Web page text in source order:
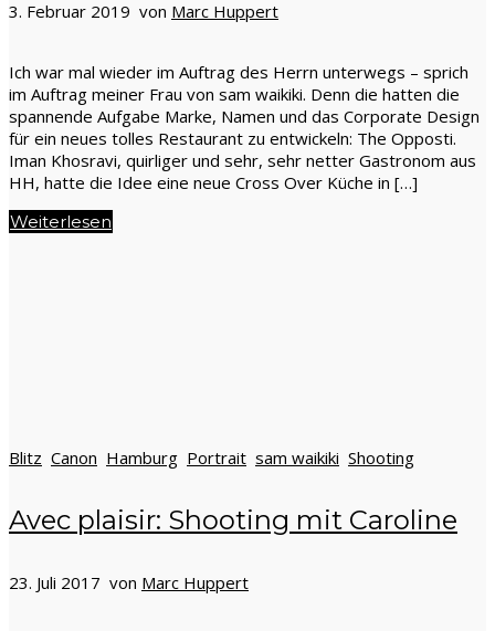
3. Februar 2019 von Marc Huppert
Ich war mal wieder im Auftrag des Herrn unterwegs – sprich
im Auftrag meiner Frau von sam waikiki. Denn die hatten die
spannende Aufgabe Marke, Namen und das Corporate Design
für ein neues tolles Restaurant zu entwickeln: The Opposti.
Iman Khosravi, quirliger und sehr, sehr netter Gastronom aus
HH, hatte die Idee eine neue Cross Over Küche in […]
Weiterlesen
Blitz Canon Hamburg Portrait sam waikiki Shooting
Avec plaisir: Shooting mit Caroline
23. Juli 2017 von Marc Huppert